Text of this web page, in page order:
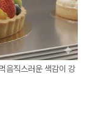
음직스러운 색감이 강